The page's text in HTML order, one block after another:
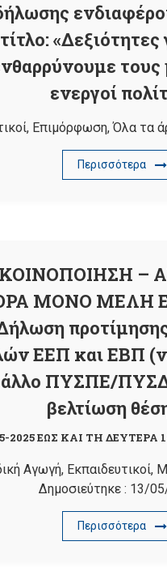
τους
ενεργοί
, Επιμόρφωση,Όλα τα
Περισσότερα
–
ΜΟΝΟ ΜΕΛΗ
ΕΕΠ και ΕΒΠ
άλλο ΠΥΣΠΕ/
βελτίωση
2025 ΕΩΣ ΚΑΙ ΤΗ ΔΕΥΤΕΡΑ
Αγωγή, Εκπαιδευτικοί,
Δημοσιεύτηκε : 13/
Περισσότερα